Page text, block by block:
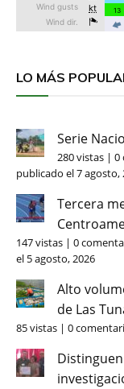
LO MÁS
Serie
280 vistas | 0
publicado el 7 agosto,
Tercera
147 vistas | 0
el 5 agosto, 2026
Alto
de Las
85 vistas | 0